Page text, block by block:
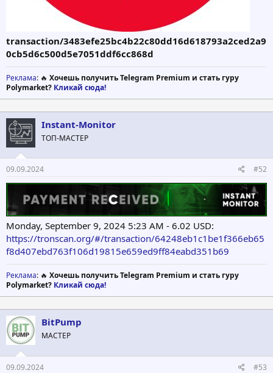
transaction/3483efe25bc4b22c80dd16d618793a2ced2a9
0cb5d6c500d5e7051ddf6cc868d
Реклама: 🔥 Хочешь получить Telegram Premium и стать гуру
Polymarket? Кликай сюда!
Instant-Monitor
ТОП-МАСТЕР
09.09.2024 #52
Monday, September 9, 2024 5:23 AM - 6.02 USD:
https://tronscan.org/#/transaction/64248eb1c1be1f366eb65
f8d407ebd763f106d19815e659ed9ff84eabd351b69
Реклама: 🔥 Хочешь получить Telegram Premium и стать гуру
Polymarket? Кликай сюда!
BitPump
МАСТЕР
09.09.2024 #53